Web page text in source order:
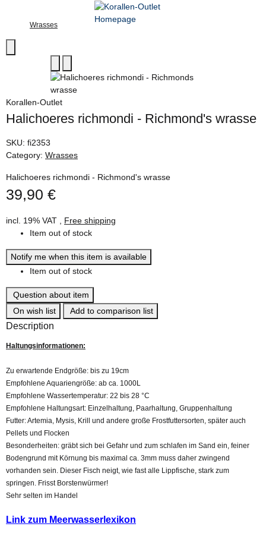
Wrasses
Korallen-Outlet
Halichoeres richmondi - Richmond's wrasse
SKU: fi2353
Category: Wrasses
Halichoeres richmondi - Richmond's wrasse
39,90 €
incl. 19% VAT , Free shipping
Item out of stock
Notify me when this item is available
Item out of stock
Question about item
On wish list
Add to comparison list
Description
Haltungsinformationen:
Zu erwartende Endgröße: bis zu 19cm
Empfohlene Aquariengröße: ab ca. 1000L
Empfohlene Wassertemperatur: 22 bis 28 °C
Empfohlene Haltungsart: Einzelhaltung, Paarhaltung, Gruppenhaltung
Futter: Artemia, Mysis, Krill und andere große Frostfuttersorten, später auch
Pellets und Flocken
Besonderheiten: gräbt sich bei Gefahr und zum schlafen im Sand ein, feiner
Bodengrund mit Körnung bis maximal ca. 3mm muss daher zwingend
vorhanden sein. Dieser Fisch neigt, wie fast alle Lippfische, stark zum
springen. Frisst Borstenwürmer!
Sehr selten im Handel
Link zum Meerwasserlexikon